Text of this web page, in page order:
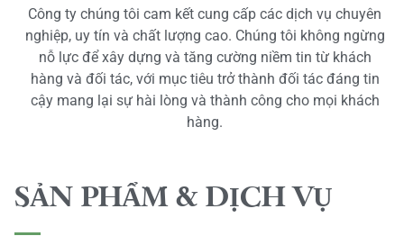
Công ty chúng tôi cam kết cung cấp các dịch vụ chuyên
nghiệp, uy tín và chất lượng cao. Chúng tôi không ngừng
nỗ lực để xây dựng và tăng cường niềm tin từ khách
hàng và đối tác, với mục tiêu trở thành đối tác đáng tin
cậy mang lại sự hài lòng và thành công cho mọi khách
hàng.
SẢN PHẨM & DỊCH VỤ